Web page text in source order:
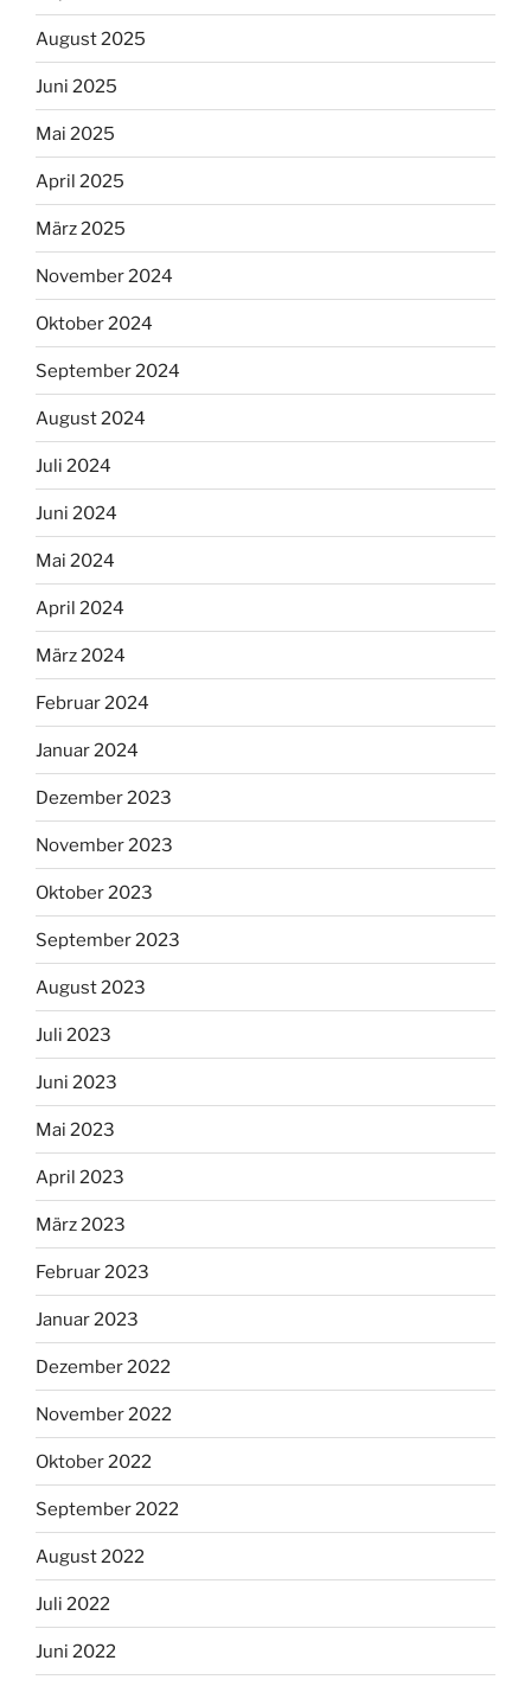
August 2025
Juni 2025
Mai 2025
April 2025
März 2025
November 2024
Oktober 2024
September 2024
August 2024
Juli 2024
Juni 2024
Mai 2024
April 2024
März 2024
Februar 2024
Januar 2024
Dezember 2023
November 2023
Oktober 2023
September 2023
August 2023
Juli 2023
Juni 2023
Mai 2023
April 2023
März 2023
Februar 2023
Januar 2023
Dezember 2022
November 2022
Oktober 2022
September 2022
August 2022
Juli 2022
Juni 2022